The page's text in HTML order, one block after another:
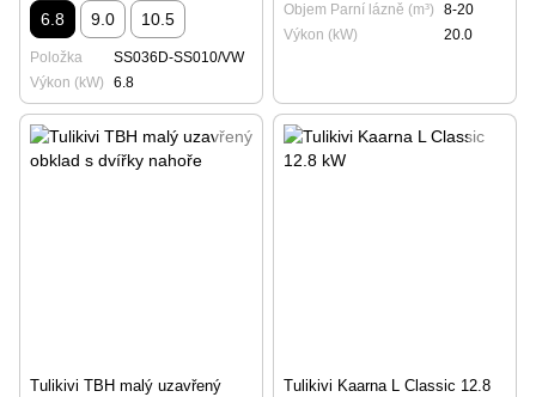
6.8 9.0 10.5
Položka
SS036D-SS010/VW
Výkon (kW)
6.8
Objem Parní lázně (m³)
8-20
Výkon (kW)
20.0
Tulikivi TBH malý uzavřený
Tulikivi Kaarna L Classic 12.8